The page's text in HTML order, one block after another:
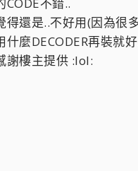
得還是..不好用(因為很
什麼DECODER再裝就
謝樓主提供 :lol: